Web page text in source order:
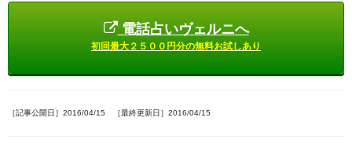
電話占いヴェルニへ
初回最大２５００円分の無料お試しあり
［記事公開日］2016/04/15 ［最終更新日］2016/04/15